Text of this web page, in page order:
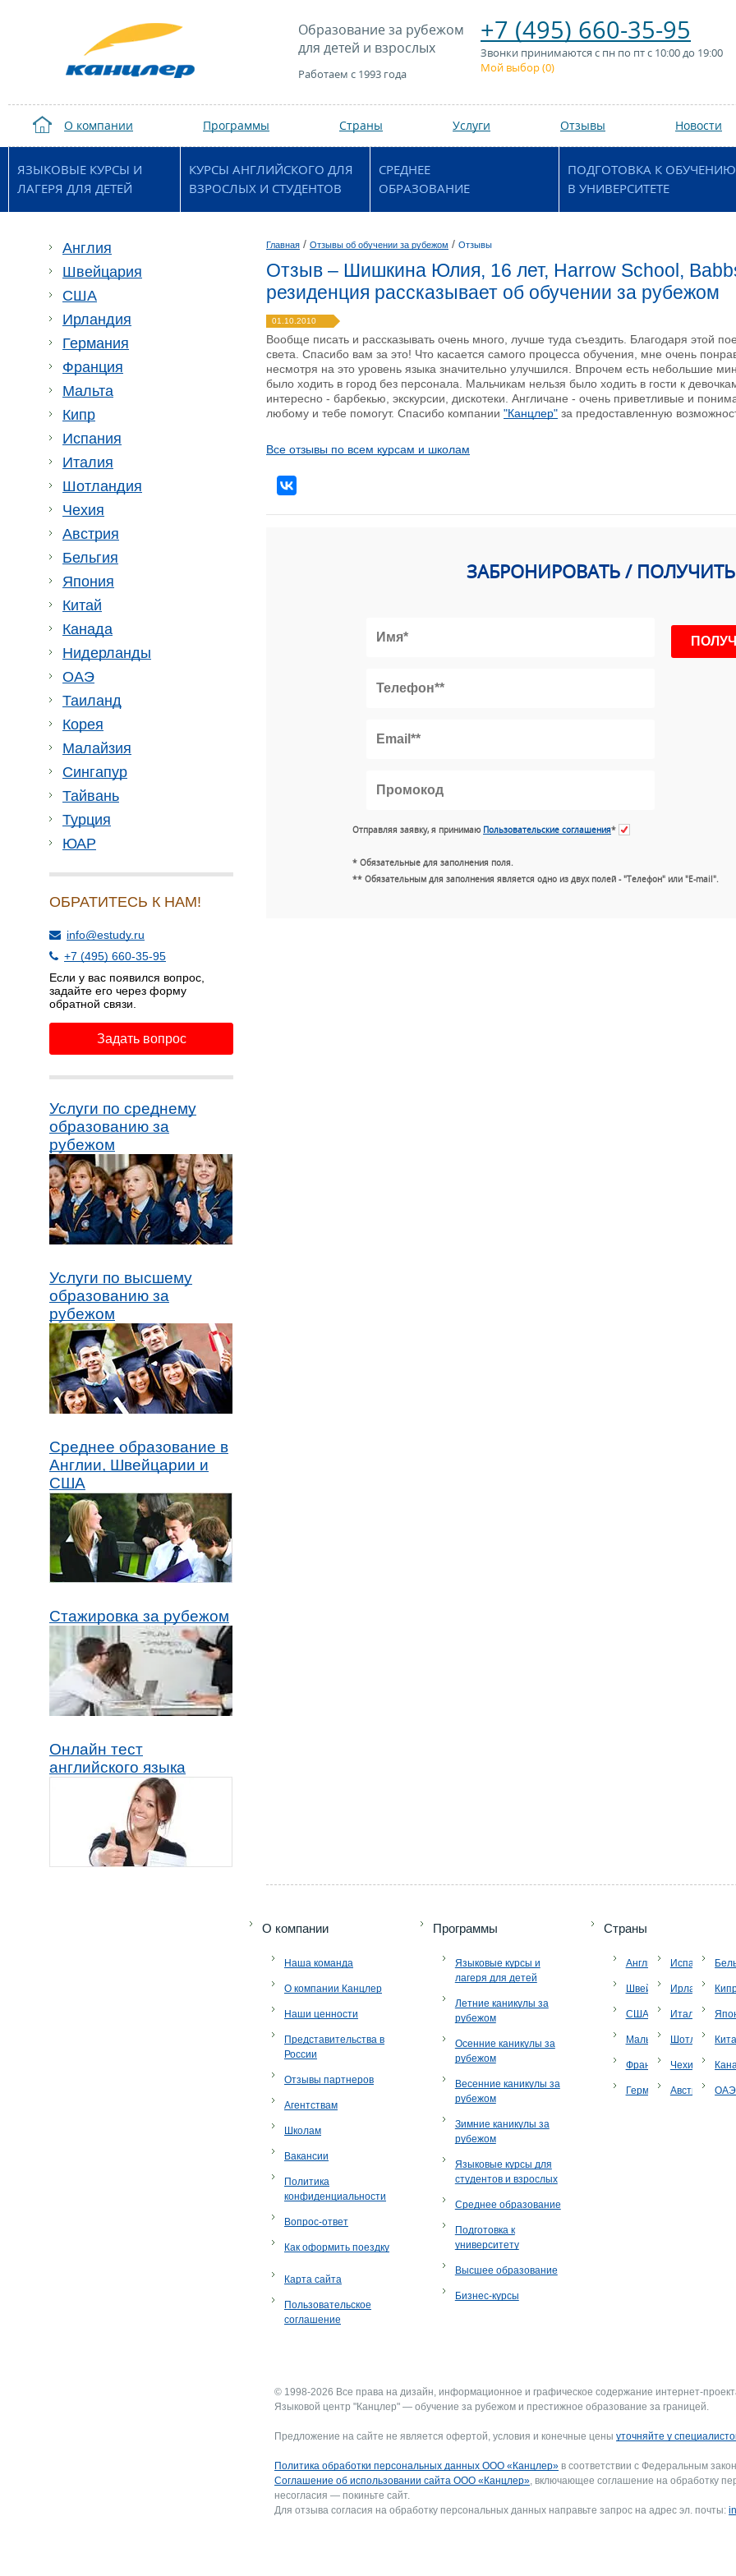
Образование за рубежом
для детей и взрослых
Работаем с 1993 года
+7 (495) 660-35-95
Звонки принимаются с пн по пт с 10:00 до 19:00
Мой выбор (0)
О компании Программы Страны Услуги Отзывы Новости
ЯЗЫКОВЫЕ КУРСЫ И
ЛАГЕРЯ ДЛЯ ДЕТЕЙ
КУРСЫ АНГЛИЙСКОГО ДЛЯ
ВЗРОСЛЫХ И СТУДЕНТОВ
СРЕДНЕЕ
ОБРАЗОВАНИЕ
ПОДГОТОВКА К ОБУЧЕНИЮ
В УНИВЕРСИТЕТЕ
Англия
Швейцария
США
Ирландия
Германия
Франция
Мальта
Кипр
Испания
Италия
Шотландия
Чехия
Австрия
Бельгия
Япония
Китай
Канада
Нидерланды
ОАЭ
Таиланд
Корея
Малайзия
Сингапур
Тайвань
Турция
ЮАР
ОБРАТИТЕСЬ К НАМ!
info@estudy.ru
+7 (495) 660-35-95
Если у вас появился вопрос,
задайте его через форму
обратной связи.
Задать вопрос
Услуги по среднему
образованию за
рубежом
Услуги по высшему
образованию за
рубежом
Среднее образование в
Англии, Швейцарии и
США
Стажировка за рубежом
Онлайн тест
английского языка
Главная / Отзывы об обучении за рубежом / Отзывы
Отзыв – Шишкина Юлия, 16 лет, Harrow School,
резиденция рассказывает об обучении за рубежом
01.10.2010
Вообще писать и рассказывать очень много, лучше туда съездить. Благодаря этой
света. Спасибо вам за это! Что касается самого процесса обучения, мне очень
несмотря на это уровень языка значительно улучшился. Впрочем есть небольшие
было ходить в город без персонала. Мальчикам нельзя было ходить в гости к
интересно - барбекью, экскурсии, дискотеки. Англичане - очень приветливые и
любому и тебе помогут. Спасибо компании "Канцлер" за предоставленную
Все отзывы по всем курсам и школам
ЗАБРОНИРОВАТЬ /
Отправляя заявку, я принимаю Пользовательские соглашения*
* Обязательные для заполнения поля.
** Обязательным для заполнения является одно из двух полей - "Телефон" или "E-mail".
O компании
Наша команда
О компании Канцлер
Наши ценности
Представительства в
России
Отзывы партнеров
Агентствам
Школам
Вакансии
Политика
конфиденциальности
Вопрос-ответ
Как оформить поездку
Карта сайта
Пользовательское
соглашение
Программы
Языковые курсы и
лагеря для детей
Летние каникулы за
рубежом
Осенние каникулы за
рубежом
Весенние каникулы за
рубежом
Зимние каникулы за
рубежом
Языковые курсы для
студентов и взрослых
Среднее образование
Подготовка к
университету
Высшее образование
Бизнес-курсы
Страны
Англия
Швейцария
США
Мальта
Франция
Германия
Испания
Ирландия
Италия
Шотландия
Чехия
Австрия
Кипр
ОАЭ
© 1998-2026 Все права на дизайн, информационное и графическое содержание интернет-
Языковой центр "Канцлер" — обучение за рубежом и престижное образование за границей.
Предложение на сайте не является офертой, условия и конечные цены уточняйте у
Политика обработки персональных данных ООО «Канцлер» в соответствии с Федеральным
Соглашение об использовании сайта ООО «Канцлер», включающее соглашение на обработку
несогласия — покиньте сайт.
Для отзыва согласия на обработку персональных данных направьте запрос на адрес эл. почты: